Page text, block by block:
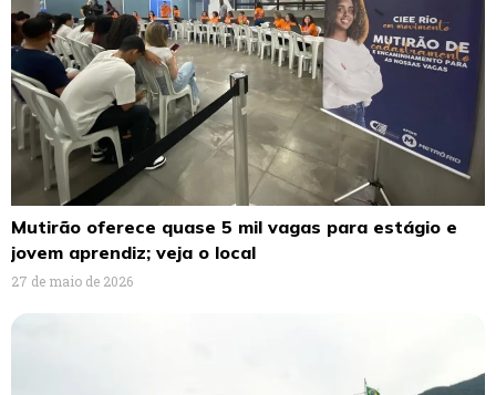
Mutirão oferece quase 5 mil vagas para estágio e
jovem aprendiz; veja o local
27 de maio de 2026